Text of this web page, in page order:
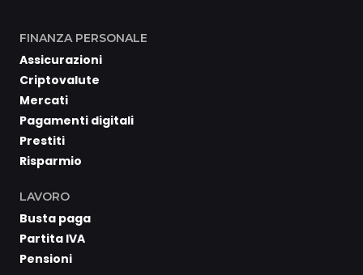
FINANZA PERSONALE
Assicurazioni
Criptovalute
Mercati
Pagamenti digitali
Prestiti
Risparmio
LAVORO
Busta paga
Partita IVA
Pensioni